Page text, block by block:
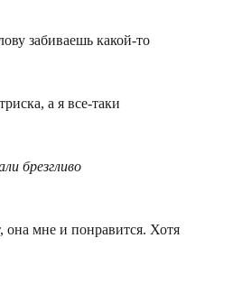
забиваешь какой-то
а я все-таки
брезгливо
мне и понравится. Хотя